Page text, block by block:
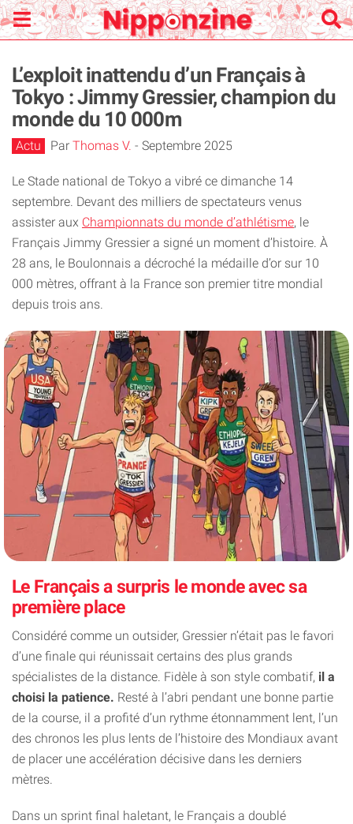
L’exploit inattendu d’un Français à
Tokyo : Jimmy Gressier, champion du
monde du 10 000m
Actu Par Thomas V. - Septembre 2025
Le Stade national de Tokyo a vibré ce dimanche 14
septembre. Devant des milliers de spectateurs venus
assister aux Championnats du monde d’athlétisme, le
Français Jimmy Gressier a signé un moment d’histoire. À
28 ans, le Boulonnais a décroché la médaille d’or sur 10
000 mètres, offrant à la France son premier titre mondial
depuis trois ans.
Le Français a surpris le monde avec sa
première place
Considéré comme un outsider, Gressier n’était pas le favori
d’une finale qui réunissait certains des plus grands
spécialistes de la distance. Fidèle à son style combatif, il a
choisi la patience. Resté à l’abri pendant une bonne partie
de la course, il a profité d’un rythme étonnamment lent, l’un
des chronos les plus lents de l’histoire des Mondiaux avant
de placer une accélération décisive dans les derniers
mètres.
Dans un sprint final haletant, le Français a doublé